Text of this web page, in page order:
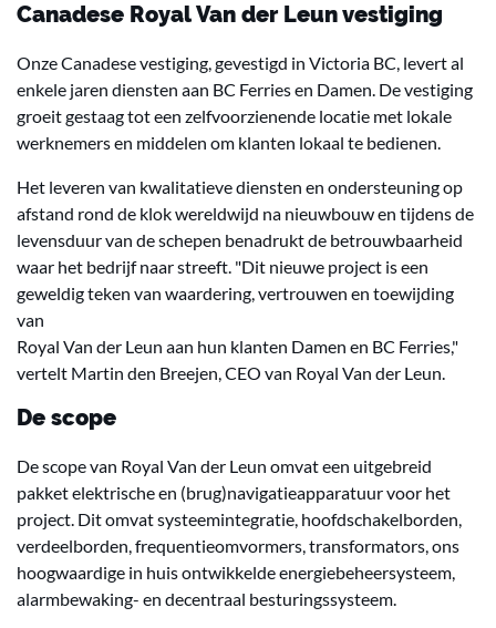
Canadese Royal Van der Leun vestiging
Onze Canadese vestiging, gevestigd in Victoria BC, levert al
enkele jaren diensten aan BC Ferries en Damen. De vestiging
groeit gestaag tot een zelfvoorzienende locatie met lokale
werknemers en middelen om klanten lokaal te bedienen.
Het leveren van kwalitatieve diensten en ondersteuning op
afstand rond de klok wereldwijd na nieuwbouw en tijdens de
levensduur van de schepen benadrukt de betrouwbaarheid
waar het bedrijf naar streeft. "Dit nieuwe project is een
geweldig teken van waardering, vertrouwen en toewijding
van
Royal Van der Leun aan hun klanten Damen en BC Ferries,"
vertelt Martin den Breejen, CEO van Royal Van der Leun.
De scope
De scope van Royal Van der Leun omvat een uitgebreid
pakket elektrische en (brug)navigatieapparatuur voor het
project. Dit omvat systeemintegratie, hoofdschakelborden,
verdeelborden, frequentieomvormers, transformators, ons
hoogwaardige in huis ontwikkelde energiebeheersysteem,
alarmbewaking- en decentraal besturingssysteem.